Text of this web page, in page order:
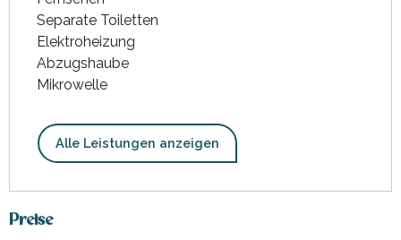
Separate Toiletten
Elektroheizung
Abzugshaube
Mikrowelle
Alle Leistungen anzeigen
Preise